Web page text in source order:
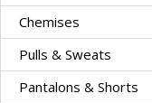
Chemises
Pulls & Sweats
Pantalons & Shorts